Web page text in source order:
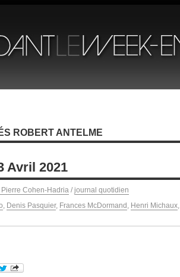
ROBERT ANTELME
Avril 2021
Cohen-Hadria / journal quotidien
, Denis Pasquier, Frances McDormand , Henri Michaux